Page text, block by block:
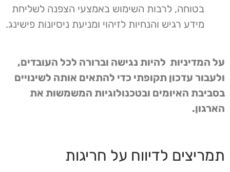
בטוחה, לרבות השימוש באמצעי הצפנה לשליחת
מידע רגיש והנחיות לזיהוי ומניעת ניסיונות פישינג.
על המדיניות להיות נגישה וברורה לכל העובדים,
ולעבור עדכון תקופתי כדי להתאים אותה לשינויים
בסביבת האיומים ובטכנולוגיות המשמשות את
הארגון.
תמריצים לדיווח על חריגות